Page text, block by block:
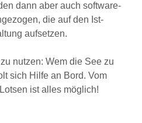
dann aber auch software-
die auf den Ist-
aufsetzen.
nutzen: Wem die See zu
sich Hilfe an Bord. Vom
ist alles möglich!